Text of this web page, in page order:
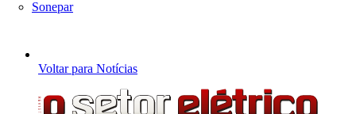
Sonepar
Voltar para Notícias